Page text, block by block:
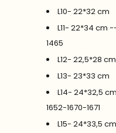
L10- 22*32 cm
L11- 22*34 cm
1465
L12- 22,5*28 cm
L13- 23*33 cm
L14- 24*32,5
1652-1670-1671
L15- 24*33,5 cm